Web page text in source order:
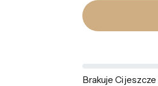
Brakuje Ci jeszcze